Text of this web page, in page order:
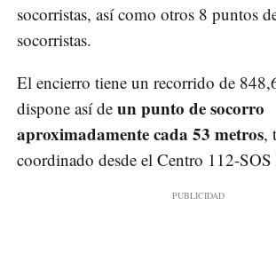
socorristas, así como otros 8 puntos
socorristas.
El encierro tiene un recorrido de
dispone así de un punto de socorro
aproximadamente cada 53 metros,
coordinado desde el Centro 112-SOS